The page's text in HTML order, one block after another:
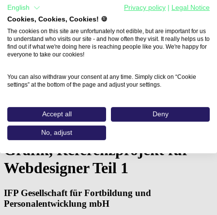
Home
Aus- und Weiterbildungen
Grafik, Referenzprojekt für Webdesigner…
Grafik, Referenzprojekt für
Webdesigner Teil 1
IFP Gesellschaft für Fortbildung und
Personalentwicklung mbH
English Privacy policy
Legal Notice
Cookies, Cookies, Cookies! 🍪
The cookies on this site are unfortunately not edible, but are important for us
to understand who visits our site - and how often they visit. It really helps us to
find out if what we're doing here is reaching people like you. We're happy for
everyone to take our cookies!
You can also withdraw your consent at any time. Simply click on “Cookie
settings” at the bottom of the page and adjust your settings.
Accept all Deny
No, adjust